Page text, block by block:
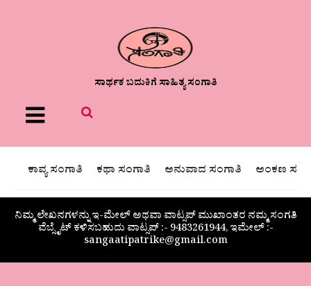
ಸಾರ್ಥಕ ಬದುಕಿಗೆ ಸಾಹಿತ್ಯ ಸಂಗಾತಿ
Menu
ಕಾವ್ಯ ಸಂಗಾತಿ ಕಥಾ ಸಂಗಾತಿ ಅನುವಾದ ಸಂಗಾತಿ ಅಂಕಣ
ನಿಮ್ಮ ಲೇಖನಗಳನ್ನು ಇ-ಮೇಲ್ ಅಥವಾ ವಾಟ್ಸಪ್ ಮುಖಾಂತರ ನಮ್ಮ ಸಂಗತಿ
ವೆಬ್ಸೈಟ್ ಕಳಿಸಬಹುದು ವಾಟ್ಸಪ್‌ :- 9483261944, ಇಮೇಲ್ :-
sangaatipatrike@gmail.com